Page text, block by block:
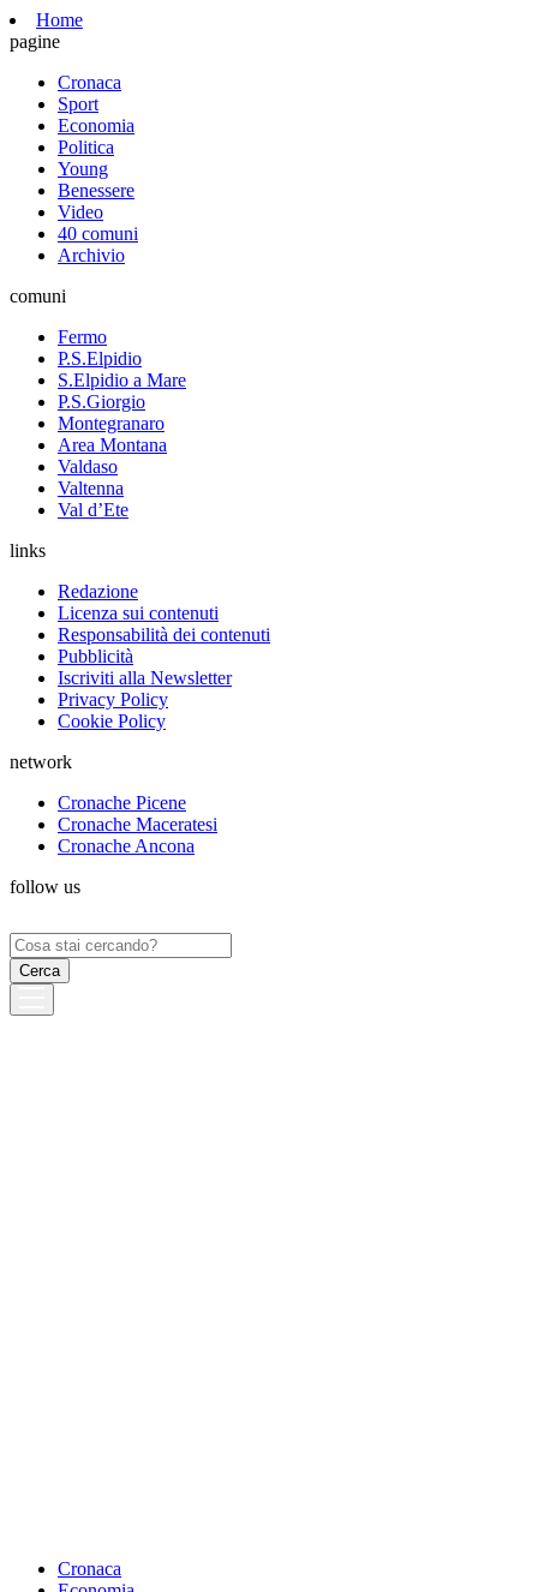
Home
pagine
Cronaca
Sport
Economia
Politica
Young
Benessere
Video
40 comuni
Archivio
comuni
Fermo
P.S.Elpidio
S.Elpidio a Mare
P.S.Giorgio
Montegranaro
Area Montana
Valdaso
Valtenna
Val d’Ete
links
Redazione
Licenza sui contenuti
Responsabilità dei contenuti
Pubblicità
Iscriviti alla Newsletter
Privacy Policy
Cookie Policy
network
Cronache Picene
Cronache Maceratesi
Cronache Ancona
follow us
Ricerca
per:
Cronaca